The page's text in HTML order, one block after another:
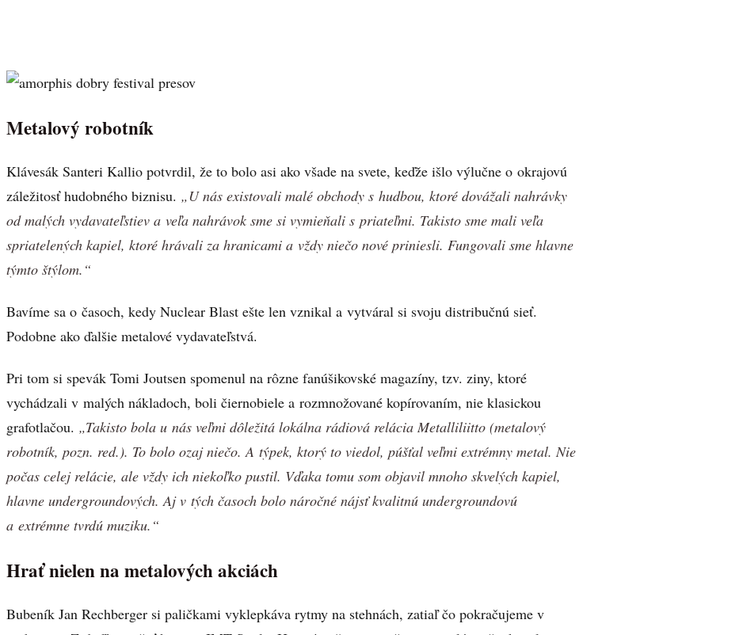
Metalový robotník
Klávesák Santeri Kallio potvrdil, že to bolo asi ako všade na svete, keďže išlo výlučne o okrajovú
záležitosť hudobného biznisu. „U nás existovali malé obchody s hudbou, ktoré dovážali nahrávky
od malých vydavateľstiev a veľa nahrávok sme si vymieňali s priateľmi. Takisto sme mali veľa
spriatelených kapiel, ktoré hrávali za hranicami a vždy niečo nové priniesli. Fungovali sme hlavne
týmto štýlom.“
Bavíme sa o časoch, kedy Nuclear Blast ešte len vznikal a vytváral si svoju distribučnú sieť.
Podobne ako ďalšie metalové vydavateľstvá.
Pri tom si spevák Tomi Joutsen spomenul na rôzne fanúšikovské magazíny, tzv. ziny, ktoré
vychádzali v malých nákladoch, boli čiernobiele a rozmnožované kopírovaním, nie klasickou
grafotlačou. „Takisto bola u nás veľmi dôležitá lokálna rádiová relácia Metalliliitto (metalový
robotník, pozn. red.). To bolo ozaj niečo. A týpek, ktorý to viedol, púšťal veľmi extrémny metal. Nie
počas celej relácie, ale vždy ich niekoľko pustil. Vďaka tomu som objavil mnoho skvelých kapiel,
hlavne undergroundových. Aj v tých časoch bolo náročné nájsť kvalitnú undergroundovú
a extrémne tvrdú muziku.“
Hrať nielen na metalových akciách
Bubeník Jan Rechberger si paličkami vyklepkáva rytmy na stehnách, zatiaľ čo pokračujeme v